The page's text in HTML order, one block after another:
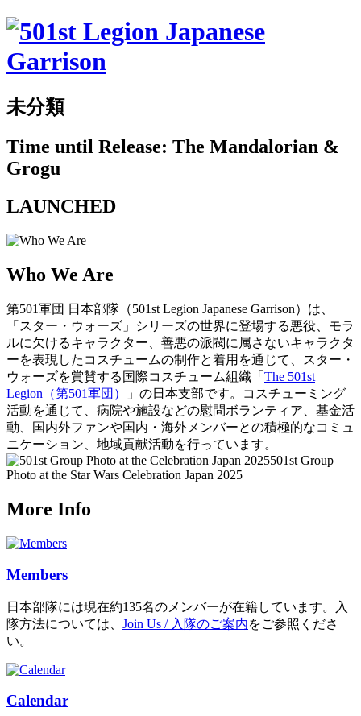
未分類
Time until Release: The Mandalorian &
Grogu
LAUNCHED
Who We Are
第501軍団 日本部隊（501st Legion Japanese Garrison）は、
「スター・ウォーズ」シリーズの世界に登場する悪役、モラ
ルに欠けるキャラクター、善悪の派閥に属さないキャラクタ
ーを表現したコスチュームの制作と着用を通じて、スター・
ウォーズを賞賛する国際コスチューム組織「 The 501st
Legion（第501軍団）
」の日本支部です。コスチューミング
活動を通じて、病院や施設などの慰問ボランティア、基金活
動、国内外ファンや国内・海外メンバーとの積極的なコミュ
ニケーション、地域貢献活動を行っています。
501st Group
Photo at the Star Wars Celebration Japan 2025
More Info
Members
日本部隊には現在約135名のメンバーが在籍しています。入
隊方法については、 Join Us / 入隊のご案内をご参照くださ
い。
Calendar